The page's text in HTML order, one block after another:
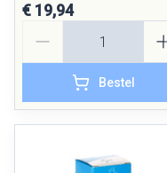
€ 19,94
Bestel